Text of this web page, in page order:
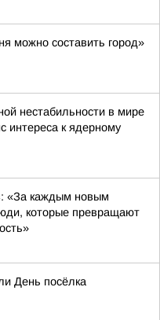
можно составить город»
нестабильности в мире
интереса к ядерному
«За каждым новым
которые превращают
День посёлка